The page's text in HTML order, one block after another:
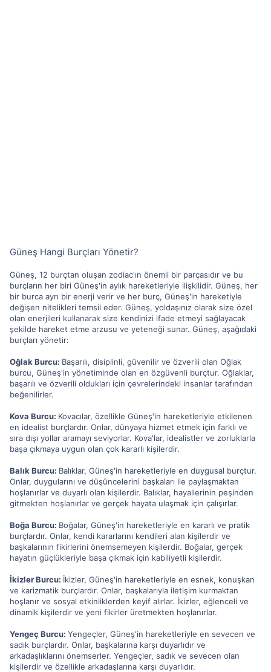
Güneş Hangi Burçları Yönetir?
Güneş, 12 burçtan oluşan zodiac'ın önemli bir parçasıdır ve bu
burçların her biri Güneş'in aylık hareketleriyle ilişkilidir. Güneş, her
bir burca ayrı bir enerji verir ve her burç, Güneş'in hareketiyle
değişen nitelikleri temsil eder. Güneş, yoldaşınız olarak size özel
olan enerjileri kullanarak size kendinizi ifade etmeyi sağlayacak
şekilde hareket etme arzusu ve yeteneği sunar. Güneş, aşağıdaki
burçları yönetir:
Oğlak Burcu: Başarılı, disiplinli, güvenilir ve özverili olan Oğlak
burcu, Güneş'in yönetiminde olan en özgüvenli burçtur. Oğlaklar,
başarılı ve özverili oldukları için çevrelerindeki insanlar tarafından
beğenilirler.
Kova Burcu: Kovacılar, özellikle Güneş'in hareketleriyle etkilenen
en idealist burçlardır. Onlar, dünyaya hizmet etmek için farklı ve
sıra dışı yollar aramayı seviyorlar. Kova'lar, idealistler ve zorluklarla
başa çıkmaya uygun olan çok kararlı kişilerdir.
Balık Burcu: Balıklar, Güneş'in hareketleriyle en duygusal burçtur.
Onlar, duygularını ve düşüncelerini başkaları ile paylaşmaktan
hoşlanırlar ve duyarlı olan kişilerdir. Balıklar, hayallerinin peşinden
gitmekten hoşlanırlar ve gerçek hayata ulaşmak için çalışırlar.
Boğa Burcu: Boğalar, Güneş'in hareketleriyle en kararlı ve pratik
burçlardır. Onlar, kendi kararlarını kendileri alan kişilerdir ve
başkalarının fikirlerini önemsemeyen kişilerdir. Boğalar, gerçek
hayatın güçlükleriyle başa çıkmak için kabiliyetli kişilerdir.
İkizler Burcu: İkizler, Güneş'in hareketleriyle en esnek, konuşkan
ve karizmatik burçlardır. Onlar, başkalarıyla iletişim kurmaktan
hoşlanır ve sosyal etkinliklerden keyif alırlar. İkizler, eğlenceli ve
dinamik kişilerdir ve yeni fikirler üretmekten hoşlanırlar.
Yengeç Burcu: Yengeçler, Güneş'in hareketleriyle en sevecen ve
sadık burçlardır. Onlar, başkalarına karşı duyarlıdır ve
arkadaşlıklarını önemserler. Yengeçler, sadık ve sevecen olan
kişilerdir ve özellikle arkadaşlarına karşı duyarlıdır.